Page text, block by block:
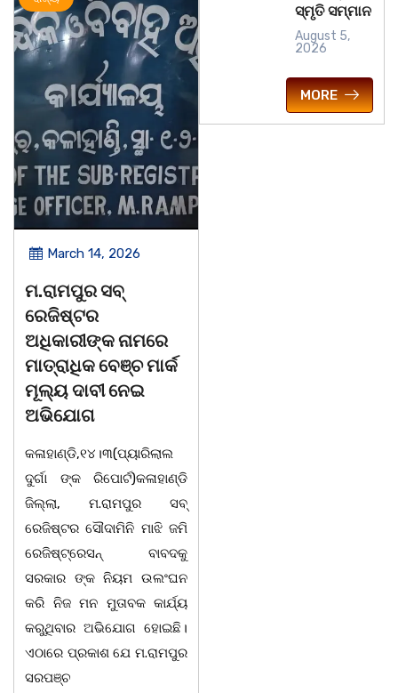
March 14, 2026
ସବ୍
ନାମରେ
ବେଞ୍ଚ ମାର୍କ
ଦାବୀ ନେଇ
ଙ୍କ ରିପୋର୍ଟ)କଳାହାଣ୍ଡି
ମ.ରାମପୁର ସବ୍
ସୌଦାମିନି ମାଝି ଜମି
ବାବଦକୁ
ଙ୍କ ନିୟମ ଉଲଂଘନ
ନିଜ ମନ ମୁତାବକ କାର୍ଯ୍ୟ
ଅଭିଯୋଗ ହୋଇଛି।
ପ୍ରକାଶ ଯେ ମ.ରାମପୁର
ସ୍ମୃତି ସମ୍ମାନ
August 5,
2026
MORE